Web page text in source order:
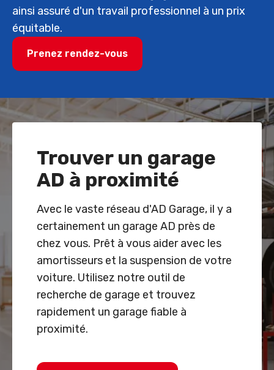
ainsi assuré d'un travail professionnel à un prix
équitable.
Prenez rendez-vous
Trouver un garage
AD à proximité
Avec le vaste réseau d'AD Garage, il y a
certainement un garage AD près de
chez vous. Prêt à vous aider avec les
amortisseurs et la suspension de votre
voiture. Utilisez notre outil de
recherche de garage et trouvez
rapidement un garage fiable à
proximité.